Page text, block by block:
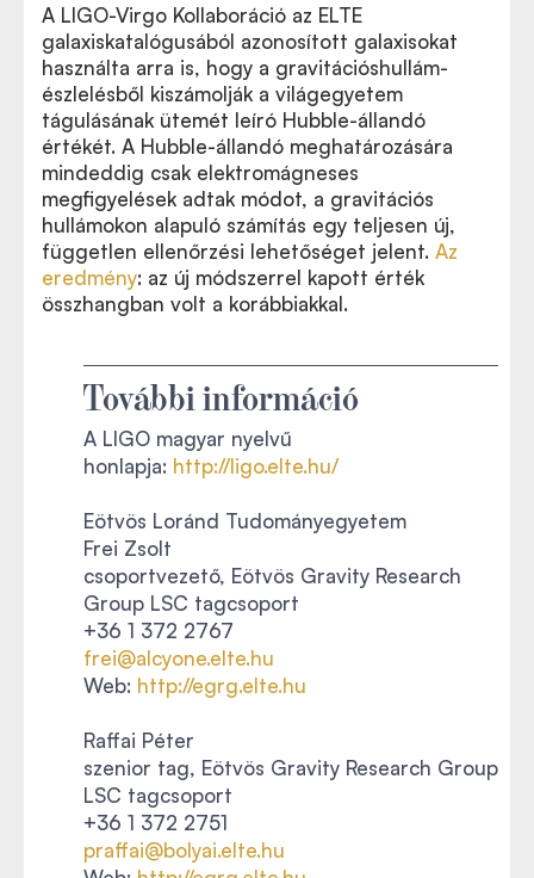
A LIGO-Virgo Kollaboráció az ELTE
galaxiskatalógusából azonosított galaxisokat
használta arra is, hogy a gravitációshullám-
észlelésből kiszámolják a világegyetem
tágulásának ütemét leíró Hubble-állandó
értékét. A Hubble-állandó meghatározására
mindeddig csak elektromágneses
megfigyelések adtak módot, a gravitációs
hullámokon alapuló számítás egy teljesen új,
független ellenőrzési lehetőséget jelent. Az
eredmény: az új módszerrel kapott érték
összhangban volt a korábbiakkal.
További információ
A LIGO magyar nyelvű
honlapja: http://ligo.elte.hu/
Eötvös Loránd Tudományegyetem
Frei Zsolt
csoportvezető, Eötvös Gravity Research
Group LSC tagcsoport
+36 1 372 2767
frei@alcyone.elte.hu
Web: http://egrg.elte.hu
Raffai Péter
szenior tag, Eötvös Gravity Research Group
LSC tagcsoport
+36 1 372 2751
praffai@bolyai.elte.hu